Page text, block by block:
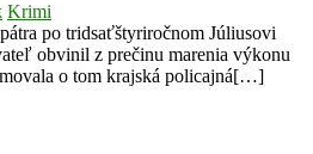
Krimi
po tridsaťštyriročnom Júliusovi
obvinil z prečinu marenia výkonu
o tom krajská policajná[…]